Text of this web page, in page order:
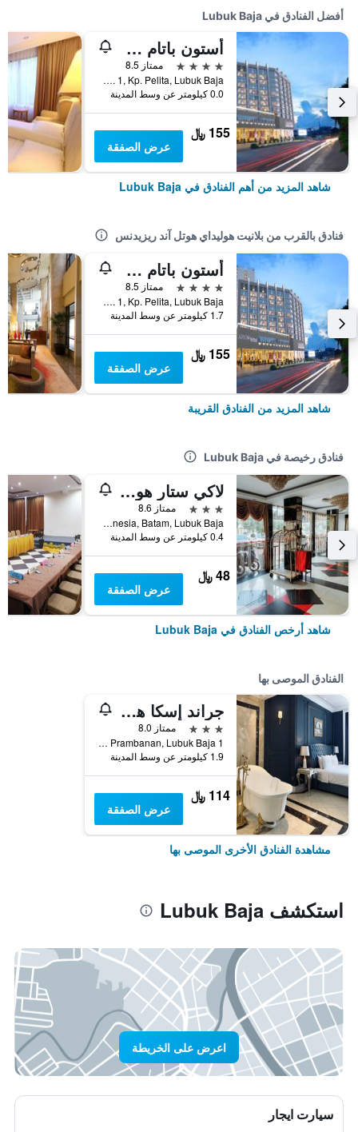
أفضل الفنادق في Lubuk Baja
أستون باتام هوتل آند ريزيدنس
4 نجوم
ممتاز 8.5
Jl. Sriwijaya No. 1, Kp. Pelita, Lubuk Baja, إندونيسيا
0.0 كيلومتر عن وسط المدينة
155 ﷼
عرض الصفقة
شاهد المزيد من أهم الفنادق في Lubuk Baja
فنادق بالقرب من بلانيت هوليداي هوتل آند ريزيدنس
أستون باتام هوتل آند ريزيدنس
4 نجوم
ممتاز 8.5
Jl. Sriwijaya No. 1, Kp. Pelita, Lubuk Baja, إندونيسيا
1.7 كيلومتر عن وسط المدينة
155 ﷼
عرض الصفقة
شاهد المزيد من الفنادق القريبة
فنادق رخيصة في Lubuk Baja
لاكي ستار هوتل نير هاربور باي باتام
3 نجوم
ممتاز 8.6
Komplek Lucky Estate Blok B No.51, Jl. Pembangunan, Batu Selicin, Batam, Kota Batam, Kepulauan Riau, Indonesia, Batam, Lubuk Baja, إندونيسيا
0.4 كيلومتر عن وسط المدينة
48 ﷼
عرض الصفقة
شاهد أرخص الفنادق في Lubuk Baja
الفنادق الموصى بها
جراند إسكا هوتل آند سويت
3 نجوم
ممتاز 8.0
1 Jl. Prambanan, Lubuk Baja, إندونيسيا
1.9 كيلومتر عن وسط المدينة
114 ﷼
عرض الصفقة
مشاهدة الفنادق الأخرى الموصى بها
استكشف Lubuk Baja
اعرض على الخريطة
سيارت ايجار